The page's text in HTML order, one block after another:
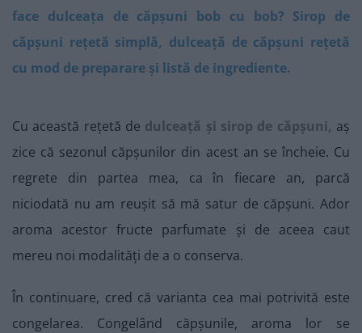
face dulceața de căpșuni bob cu bob? Sirop de
căpșuni rețetă simplă, dulceață de căpșuni rețetă
cu mod de preparare și listă de ingrediente.
Cu această rețetă de dulceață și sirop de căpșuni, aș
zice că sezonul căpșunilor din acest an se încheie. Cu
regrete din partea mea, ca în fiecare an, parcă
niciodată nu am reușit să mă satur de căpșuni. Ador
aroma acestor fructe parfumate și de aceea caut
mereu noi modalități de a o conserva.
În continuare, cred că varianta cea mai potrivită este
congelarea. Congelând căpșunile, aroma lor se